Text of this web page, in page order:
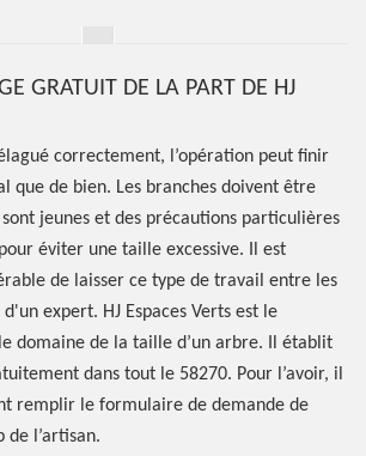
GRATUIT DE LA PART DE HJ
correctement, l’opération peut finir
que de bien. Les branches doivent être
jeunes et des précautions particulières
éviter une taille excessive. Il est
de laisser ce type de travail entre les
expert. HJ Espaces Verts est le
domaine de la taille d’un arbre. Il établit
dans tout le 58270. Pour l’avoir, il
remplir le formulaire de demande de
de l’artisan.